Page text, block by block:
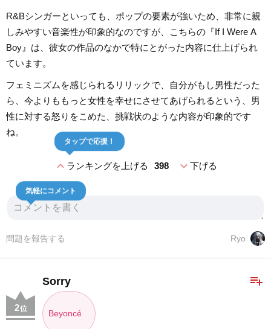
R&Bシンガーといっても、ポップの要素が強いため、非常に親
しみやすい音楽性が印象的なのですが、こちらの『If I Were A
Boy』は、彼女の作品のなかで特にとがった内容に仕上げられ
ています。
フェミニズムを感じられるリリックで、自分がもし男性だった
ら、今よりももっと女性を幸せにさせてあげられるという、男
性に対する怒りをこめた、挑戦状のような内容が印象的です
ね。
expand_lessランキングを上げる 398
タップで応援！
expand_more下げる
気軽にコメント
Ryo
問題を報告する
playlist_add
Sorry
Beyoncé
2位